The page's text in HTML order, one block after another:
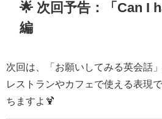
🌟 次回予告：「Can I
編
次回は、「お願いしてみる英会話」
レストランやカフェで使える表現
ちますよ🍹